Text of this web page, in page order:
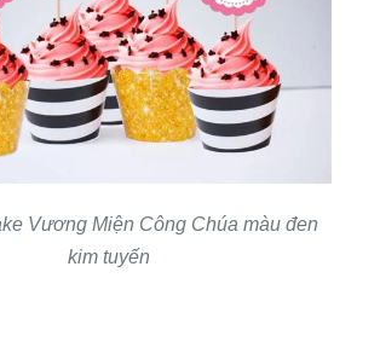
Vương Miện Công Chúa màu đen
kim tuyến